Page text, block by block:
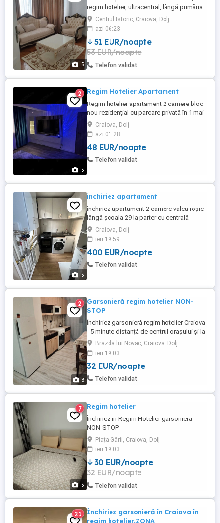
5
regim hotelier, ultracentral, lângă primăria
Craiova. 270 lei pe zi, cel puțin două zile .
Centrul Istoric, Craiova, Dolj
azi 06:23
51 EUR/noapte
53 EUR/noapte
Telefon validat
5
2 Regim Hotelier Apartament
Regim hotelier apartament 2 camere bloc
nou rezidențial cu parcare privată în 1 mai
lângă targul de paste pt mai multe detalii
contactați-mă.
Craiova, Dolj
azi 01:28
48 EUR/noapte
Telefon validat
5
inchiriez apartament
închiriez apartament 2 camere valea roșie
lângă școala 29 la parter cu centrală
proprie
Craiova, Dolj
ieri 19:59
400 EUR/noapte
Telefon validat
3
2
Garsonieră regim hotelier NON-
STOP
Închiriez garsonieră regim hotelier Craiova
- 5 minute distanță de centrul orașului și la
3 minute distanță de gară -Renovată și
mobilată recent Loc de parcare disponibil
Poze reale! Totul impecabil! Exclus
escorte!
Brazda lui Novac, Craiova, Dolj
ieri 19:03
32 EUR/noapte
Telefon validat
5
7 Regim hotelier
Închiriez in Regim Hotelier garsoniera
NON-STOP
Piața Gării, Craiova, Dolj
ieri 19:03
30 EUR/noapte
32 EUR/noapte
Telefon validat
21
Închiriez garsonieră în Craiova în
regim hotelier,ZONA